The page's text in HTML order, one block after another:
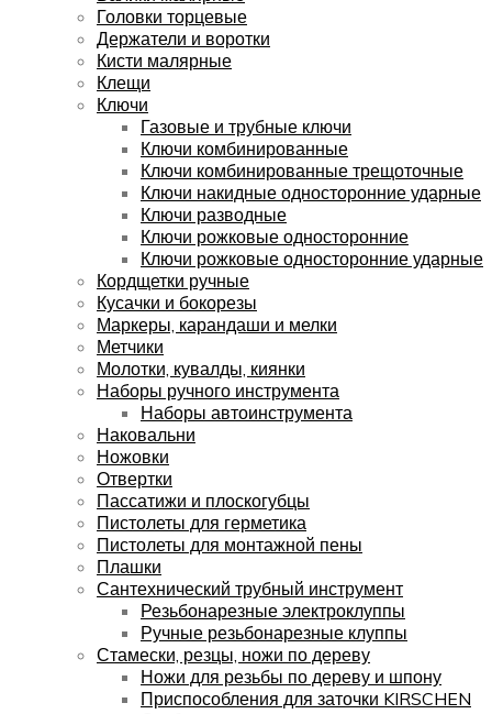
Головки торцевые
Держатели и воротки
Кисти малярные
Клещи
Ключи
Газовые и трубные ключи
Ключи комбинированные
Ключи комбинированные трещоточные
Ключи накидные односторонние ударные
Ключи разводные
Ключи рожковые односторонние
Ключи рожковые односторонние ударные
Кордщетки ручные
Кусачки и бокорезы
Маркеры, карандаши и мелки
Метчики
Молотки, кувалды, киянки
Наборы ручного инструмента
Наборы автоинструмента
Наковальни
Ножовки
Отвертки
Пассатижи и плоскогубцы
Пистолеты для герметика
Пистолеты для монтажной пены
Плашки
Сантехнический трубный инструмент
Резьбонарезные электроклуппы
Ручные резьбонарезные клуппы
Стамески, резцы, ножи по дереву
Ножи для резьбы по дереву и шпону
Приспособления для заточки KIRSCHEN